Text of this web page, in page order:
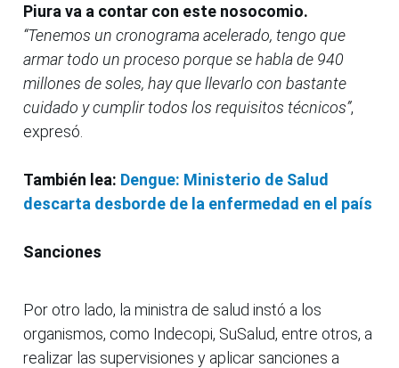
Piura va a contar con este nosocomio.
“Tenemos un cronograma acelerado, tengo que
armar todo un proceso porque se habla de 940
millones de soles, hay que llevarlo con bastante
cuidado y cumplir todos los requisitos técnicos”,
expresó.
También lea: Dengue: Ministerio de Salud
descarta desborde de la enfermedad en el país
Sanciones
Por otro lado, la ministra de salud instó a los
organismos, como Indecopi, SuSalud, entre otros, a
realizar las supervisiones y aplicar sanciones a